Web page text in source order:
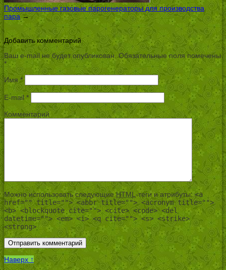
Промышленные газовые парогенераторы для производства
пара →
Добавить комментарий
Ваш e-mail не будет опубликован.Обязательные поля помечены
*
Имя*
E-mail *
Комментарий
Можно использовать следующиеHTML-теги и атрибуты:<a
href="" title=""> <abbr title=""> <acronym title="">
<b> <blockquote cite=""> <cite> <code> <del
datetime=""> <em> <i> <q cite=""> <s> <strike>
<strong>
Наверх ↑